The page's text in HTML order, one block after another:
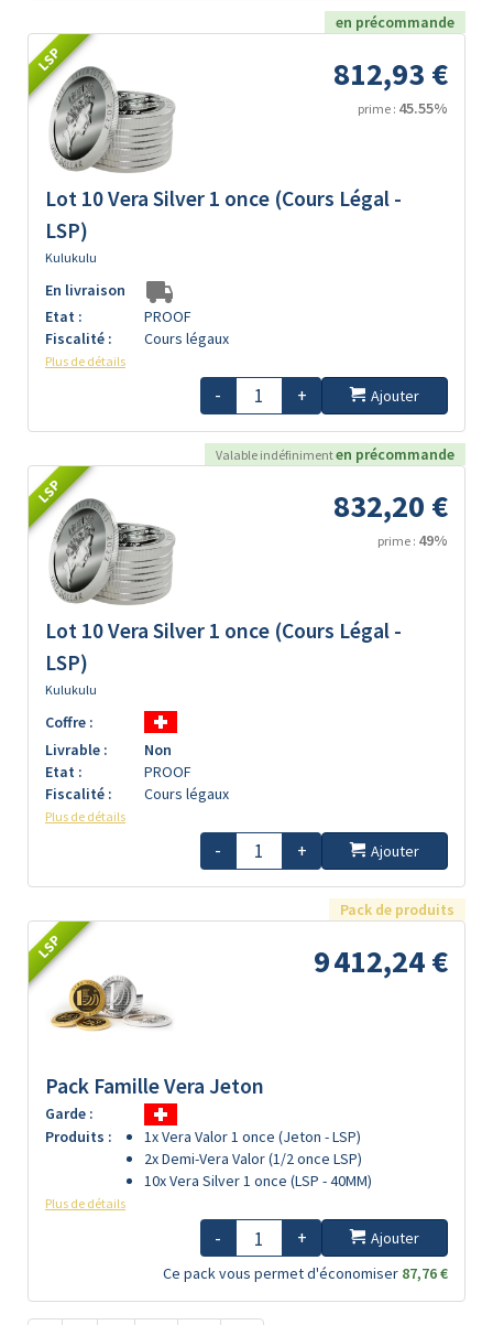
en précommande
LSP 812,93 €
prime : 45.55%
Lot 10 Vera Silver 1 once (Cours Légal -
LSP)
Kulukulu
En livraison
Etat :
PROOF
Fiscalité :
Cours légaux
Plus de détails
- + Ajouter
Valable indéfinimenten précommande
LSP 832,20 €
prime : 49%
Lot 10 Vera Silver 1 once (Cours Légal -
LSP)
Kulukulu
Coffre :
Livrable :
Non
Etat :
PROOF
Fiscalité :
Cours légaux
Plus de détails
- + Ajouter
Pack de produits
LSP 9 412,24 €
Pack Famille Vera Jeton
Garde :
Produits :
1x Vera Valor 1 once (Jeton - LSP)
2x Demi-Vera Valor (1/2 once LSP)
10x Vera Silver 1 once (LSP - 40MM)
Plus de détails
- +
Ajouter
Ce pack vous permet d'économiser 87,76 €